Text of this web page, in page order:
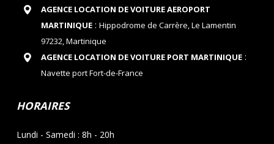
AGENCE LOCATION DE VOITURE AEROPORT
MARTINIQUE: Hippodrome de Carrère, Le Lamentin
97232, Martinique
AGENCE LOCATION DE VOITURE PORT MARTINIQUE:
Navette port Fort-de-France
HORAIRES
Lundi - Samedi : 8h - 20h